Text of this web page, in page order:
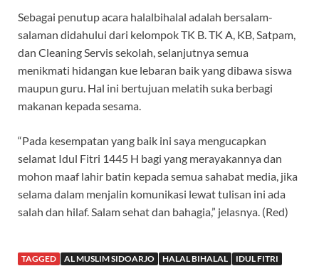
Sebagai penutup acara halalbihalal adalah bersalam-
salaman didahului dari kelompok TK B. TK A, KB, Satpam,
dan Cleaning Servis sekolah, selanjutnya semua
menikmati hidangan kue lebaran baik yang dibawa siswa
maupun guru. Hal ini bertujuan melatih suka berbagi
makanan kepada sesama.
“Pada kesempatan yang baik ini saya mengucapkan
selamat Idul Fitri 1445 H bagi yang merayakannya dan
mohon maaf lahir batin kepada semua sahabat media, jika
selama dalam menjalin komunikasi lewat tulisan ini ada
salah dan hilaf. Salam sehat dan bahagia,” jelasnya. (Red)
TAGGED AL MUSLIM SIDOARJO HALAL BIHALAL IDUL FITRI